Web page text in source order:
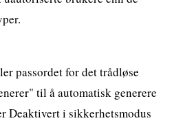
passordet for det trådløse
til å automatisk generere
Deaktivert i sikkerhetsmodus